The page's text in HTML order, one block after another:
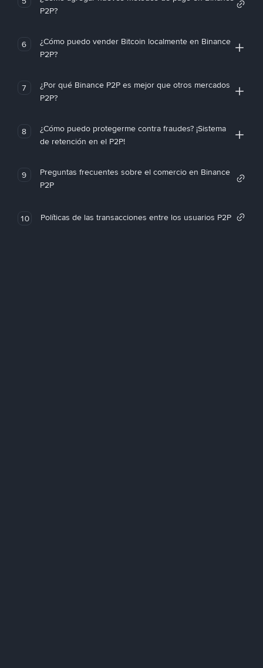
P2P?
6
¿Cómo puedo vender Bitcoin localmente en Binance
P2P?
7
¿Por qué Binance P2P es mejor que otros mercados
P2P?
8
¿Cómo puedo protegerme contra fraudes? ¡Sistema
de retención en el P2P!
9
Preguntas frecuentes sobre el comercio en Binance
P2P
10 Políticas de las transacciones entre los usuarios P2P